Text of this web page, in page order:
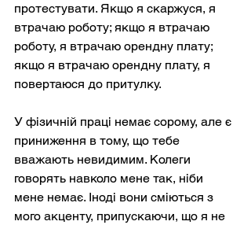
протестувати. Якщо я скаржуся, я
втрачаю роботу; якщо я втрачаю
роботу, я втрачаю орендну плату;
якщо я втрачаю орендну плату, я
повертаюся до притулку.
У фізичній праці немає сорому, але є
приниження в тому, що тебе
вважають невидимим. Колеги
говорять навколо мене так, ніби
мене немає. Іноді вони сміються з
мого акценту, припускаючи, що я не